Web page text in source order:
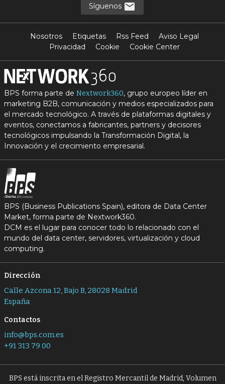
Síguenos
Nosotros Etiquetas Rss Feed
Aviso Legal
Privacidad
Cookie Cookie Center
BPS forma parte de Nextwork360, grupo europeo líder en
marketing B2B, comunicación y medios especializados para
el mercado tecnológico. A través de plataformas digitales y
eventos, conectamos a fabricantes, partners y decisores
tecnológicos impulsando la Transformación Digital, la
Innovación y el crecimiento empresarial.
BPS (Business Publications Spain), editora de Data Center
Market, forma parte de Nextwork360.
DCM es el lugar para conocer todo lo relacionado con el
mundo del data center, servidores, virtualización y cloud
computing.
Dirección
Calle Azcona 12, Bajo B, 28028 Madrid
España
Contactos
info@bps.com.es
+91 313 79 00
BPS está inscrita en el Registro Mercantil de Madrid, Volumen